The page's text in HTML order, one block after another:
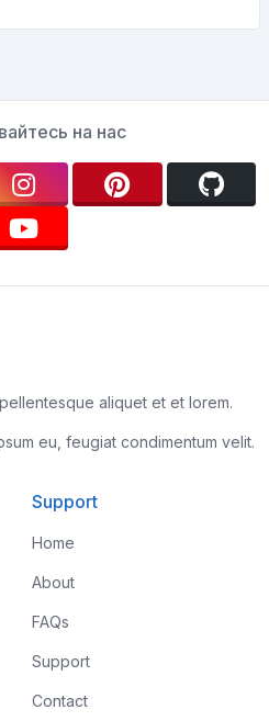
на нас
aliquet et et lorem.
eu, feugiat condimentum velit.
Support
Home
About
FAQs
Support
Contact